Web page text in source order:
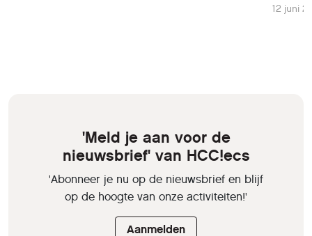
12 juni
'Meld je aan voor de
nieuwsbrief' van HCC!ecs
'Abonneer je nu op de nieuwsbrief en blijf
op de hoogte van onze activiteiten!'
Aanmelden